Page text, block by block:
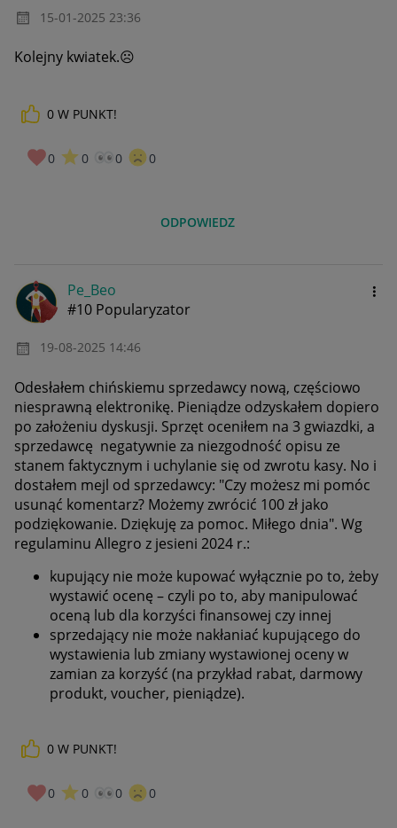
‎15-01-2025 23:36
Kolejny kwiatek.☹️
0 W PUNKT!
0 0 0 0
ODPOWIEDZ
Pe_Beo
#10 Popularyzator
‎19-08-2025 14:46
Odesłałem chińskiemu sprzedawcy nową, częściowo
niesprawną elektronikę. Pieniądze odzyskałem dopiero
po założeniu dyskusji. Sprzęt oceniłem na 3 gwiazdki, a
sprzedawcę negatywnie za niezgodność opisu ze
stanem faktycznym i uchylanie się od zwrotu kasy. No i
dostałem mejl od sprzedawcy: "Czy możesz mi pomóc
usunąć komentarz? Możemy zwrócić 100 zł jako
podziękowanie. Dziękuję za pomoc. Miłego dnia". Wg
regulaminu Allegro z jesieni 2024 r.:
kupujący nie może kupować wyłącznie po to, żeby
wystawić ocenę – czyli po to, aby manipulować
oceną lub dla korzyści finansowej czy innej
sprzedający nie może nakłaniać kupującego do
wystawienia lub zmiany wystawionej oceny w
zamian za korzyść (na przykład rabat, darmowy
produkt, voucher, pieniądze).
0 W PUNKT!
0 0 0 0